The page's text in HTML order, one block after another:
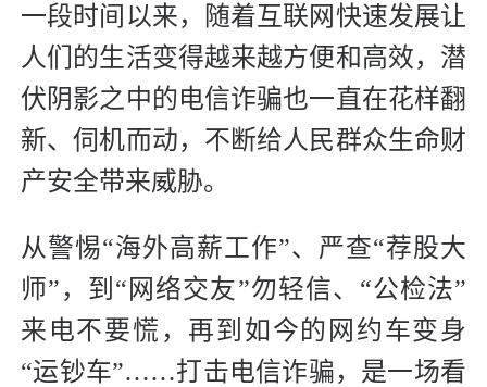
一段时间以来，随着互联网快速发展让
人们的生活变得越来越方便和高效，潜
伏阴影之中的电信诈骗也一直在花样翻
新、伺机而动，不断给人民群众生命财
产安全带来威胁。
从警惕“海外高薪工作”、严查“荐股大
师”，到“网络交友”勿轻信、“公检法”
来电不要慌，再到如今的网约车变身
“运钞车”……打击电信诈骗，是一场看